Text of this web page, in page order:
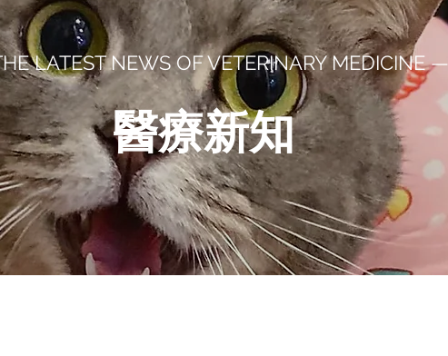
LATEST NEWS OF VETERINARY MEDICINE —
醫療新知